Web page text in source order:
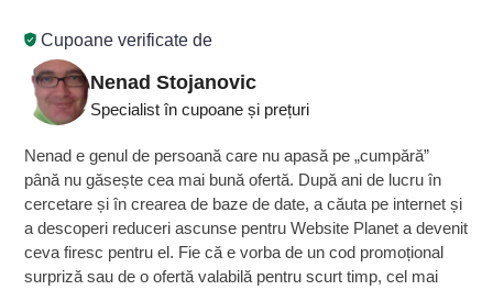
Cupoane verificate de
Nenad Stojanovic
Specialist în cupoane și prețuri
Nenad e genul de persoană care nu apasă pe „cumpără”
până nu găsește cea mai bună ofertă. După ani de lucru în
cercetare și în crearea de baze de date, a căuta pe internet și
a descoperi reduceri ascunse pentru Website Planet a devenit
ceva firesc pentru el. Fie că e vorba de un cod promoțional
surpriză sau de o ofertă valabilă pentru scurt timp, cel mai